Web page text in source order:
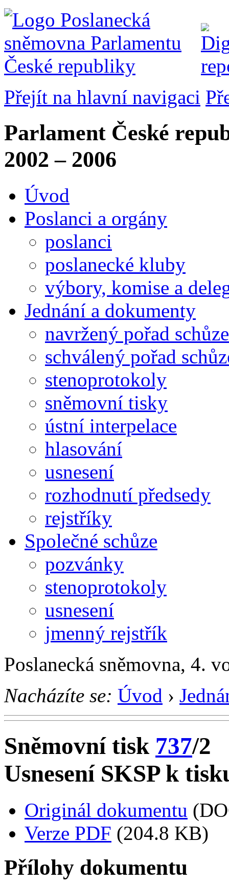
Přejít na hlavní navigaci
Parlament České
2002 – 2006
Úvod
Poslanci a orgány
poslanci
poslanecké kluby
výbory, komise a
Jednání a dokumenty
navržený pořad schůze
schválený pořad
stenoprotokoly
sněmovní tisky
ústní interpelace
hlasování
usnesení
rozhodnutí předsedy
rejstříky
Společné schůze
pozvánky
stenoprotokoly
usnesení
jmenný rejstřík
Poslanecká sněmovna, 4.
Nacházíte se: Úvod ›
Sněmovní tisk 737/2
Usnesení SKSP k
Originál dokumentu
Verze PDF (204.8 KB)
Přílohy dokumentu